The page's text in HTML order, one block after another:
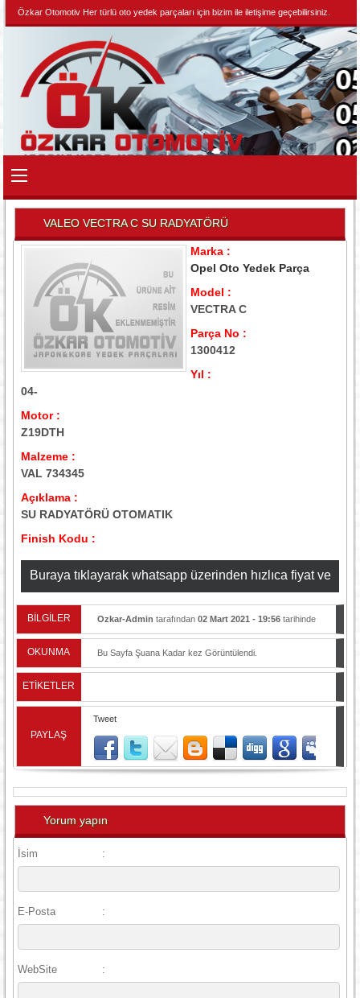
Özkar Otomotiv Her türlü oto yedek parçaları için bizim ile iletişime geçebilirsiniz.
VALEO VECTRA C SU RADYATÖRÜ
Marka :
Opel Oto Yedek Parça
Model :
VECTRA C
Parça No :
1300412
Yıl :
04-
Motor :
Z19DTH
Malzeme :
VAL 734345
Açıklama :
SU RADYATÖRÜ OTOMATIK
Finish Kodu :
Buraya tıklayarak whatsapp üzerinden hızlıca fiyat ve
stok bilgisi alabilirsiniz
BİLGİLER Ozkar-Admin tarafından 02 Mart 2021 - 19:56tarihinde
OKUNMA Bu Sayfa Şuana Kadar kez Görüntülendi.
ETİKETLER
PAYLAŞ
Tweet
Yorum yapın
İsim :
E-Posta :
WebSite :